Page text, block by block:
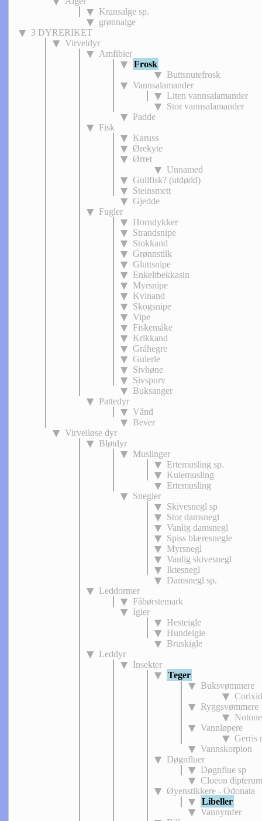
Kransalge sp.
grønnalge
3 DYRERIKET
Virveldyr
Amfibier
Frosk
Buttsnutefrosk
Vannsalamander
Liten vannsalamander
Stor vannsalamander
Padde
Fisk
Karuss
Ørekyte
Ørret
Unnamed
Gullfisk? (utdødd)
Steinsmett
Gjedde
Fugler
Horndykker
Strandsnipe
Stokkand
Grønnstilk
Gluttsnipe
Enkeltbekkasin
Myrsnipe
Kvinand
Skogsnipe
Vipe
Fiskemåke
Krikkand
Gråhegre
Gulerle
Sivhøne
Sivspurv
Buksanger
Pattedyr
Vånd
Bever
Virvelløse dyr
Bløtdyr
Muslinger
Ertemusling sp.
Kulemusling
Ertemusling
Snegler
Skivesnegl sp
Stor damsnegl
Vanlig damsnegl
Spiss blæresnegle
Myrsnegl
Vanlig skivesnegl
Iktesnegl
Damsnegl sp.
Leddormer
Fåbørstemark
Igler
Hesteigle
Hundeigle
Bruskigle
Leddyr
Insekter
Teger
Buksvømmere
Ryggsvømmere
Vannløpere
Gerris
Vannskorpion
Døgnfluer
Døgnflue sp
Cloeon dipterum
Øyenstikkere - Odonata
Libeller
Vannymfer